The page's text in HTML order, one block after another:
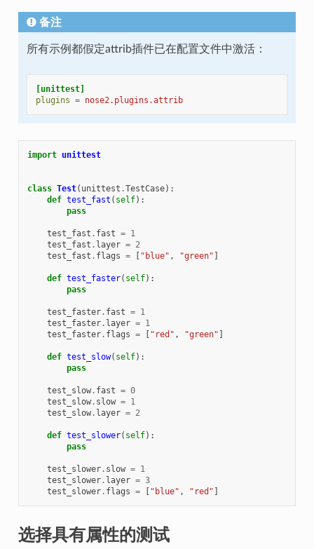
备注
所有示例都假定attrib插件已在配置文件中激活：
[unittest]
plugins = nose2.plugins.attrib
import unittest
class Test( unittest .TestCase):
def test_fast ( self):
pass
test_fast . fast = 1
test_fast . layer = 2
test_fast . flags = [ "blue" , "green" ]
def test_faster( self):
pass
test_faster. fast = 1
test_faster. layer = 1
test_faster. flags = [ "red" , "green" ]
def test_slow( self):
pass
test_slow. fast = 0
test_slow. slow = 1
test_slow. layer = 2
def test_slower( self):
pass
test_slower. slow = 1
test_slower. layer = 3
test_slower. flags = [ "blue" , "red" ]
选择具有属性的测试